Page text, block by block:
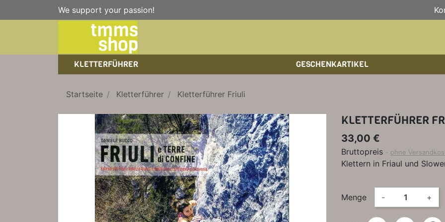
We support your passion!
KLETTERFÜHRER
TRAINING
BÜCHER/LEHRBÜCHER
KLETTER-KALENDER
GESCHENKARTIKEL
BÜCHER
OUTDOOR-KALENDER
Startseite Kletterführer Kletterführer Friuli
KLETTERFÜHRER
33,00 €
Bruttopreis ohne
Klettern in Friaul und
Menge - +